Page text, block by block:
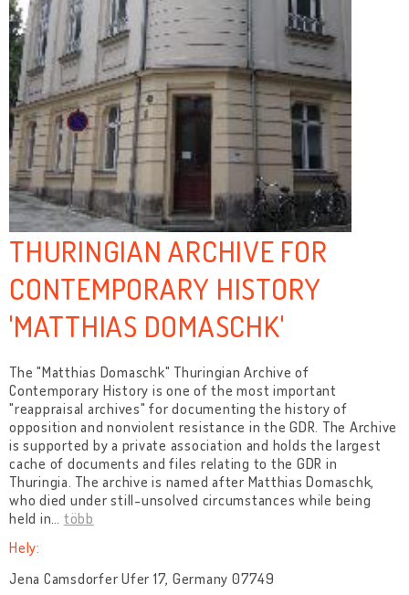
THURINGIAN ARCHIVE FOR
CONTEMPORARY HISTORY
'MATTHIAS DOMASCHK'
The "Matthias Domaschk" Thuringian Archive of
Contemporary History is one of the most important
"reappraisal archives" for documenting the history of
opposition and nonviolent resistance in the GDR. The Archive
is supported by a private association and holds the largest
cache of documents and files relating to the GDR in
Thuringia. The archive is named after Matthias Domaschk,
who died under still-unsolved circumstances while being
held in… több
Hely:
Jena Camsdorfer Ufer 17, Germany 07749